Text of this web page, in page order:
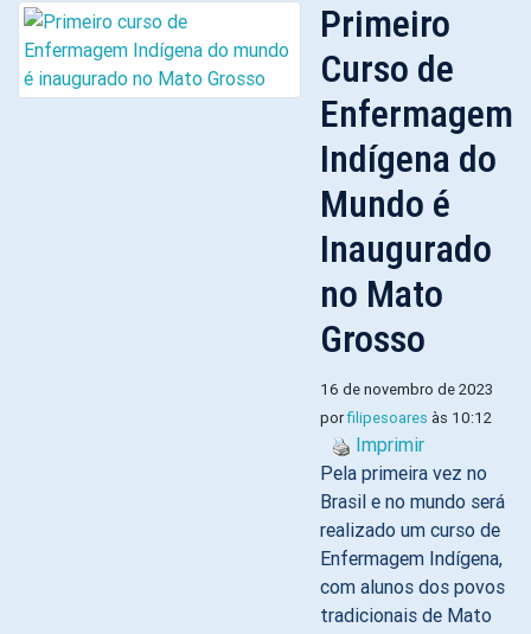
Primeiro
Curso de
Enfermagem
Indígena do
Mundo é
Inaugurado
no Mato
Grosso
16 de novembro de 2023
porfilipesoares às 10:12
Imprimir
Pela primeira vez no
Brasil e no mundo será
realizado um curso de
Enfermagem Indígena,
com alunos dos povos
tradicionais de Mato